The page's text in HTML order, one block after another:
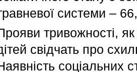
системи ‒
тривожності,
свідчать про
соціальних